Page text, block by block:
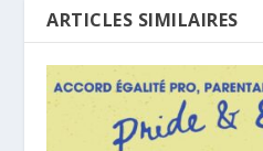
ARTICLES SIMILAIRES